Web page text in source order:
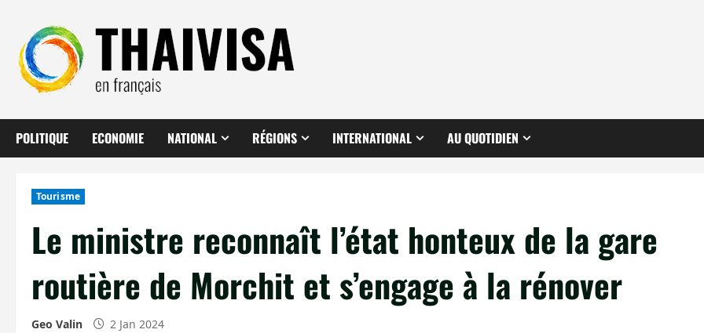
contenu
POLITIQUE ECONOMIE NATIONAL RÉGIONS INTERNATIONAL AU QUOTIDIEN
Tourisme
Le ministre reconnaît l’état honteux de la gare
routière de Morchit et s’engage à la rénover
Geo Valin 2 Jan 2024